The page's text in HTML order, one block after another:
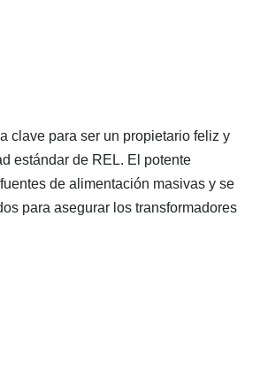
clave para ser un propietario feliz y
estándar de REL. El potente
de alimentación masivas y se
para asegurar los transformadores